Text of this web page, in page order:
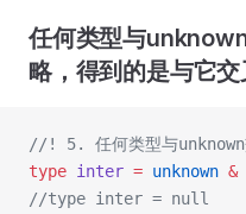
任何类型与
略，得到的是与它
//! 5. 任何类型与unknown
type inter = unknown &
//type inter = null